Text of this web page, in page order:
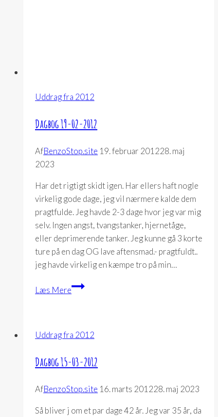
Uddrag fra 2012
Dagbog 19-02-2012
AfBenzoStop.site 19. februar 201228. maj
2023
Har det rigtigt skidt igen. Har ellers haft nogle
virkelig gode dage, jeg vil nærmere kalde dem
pragtfulde. Jeg havde 2-3 dage hvor jeg var mig
selv. Ingen angst, tvangstanker, hjernetåge,
eller deprimerende tanker. Jeg kunne gå 3 korte
ture på en dag OG lave aftensmad.- pragtfuldt..
jeg havde virkelig en kæmpe tro på min…
Læs MereDagbog
Uddrag fra 2012
Dagbog 15-03-2012
AfBenzoStop.site 16. marts 201228. maj 2023
Så bliver j om et par dage 42 år. Jeg var 35 år, da